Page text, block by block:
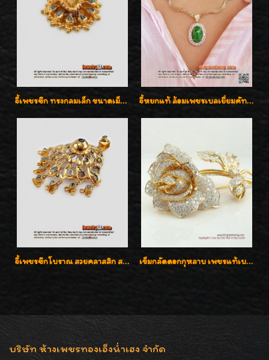
จี้เพชรซีก ทรงกลมเล็ก ขนาดเม็ดกระดุม สวยๆ จี้หยกแท้ ล้อมเพชรเบลเยี่ยมคัท ราคาพิเศษไม่แพงค่ะ
จี้เพชรซีกโบราณ สวยคลาสสิก สภาพสมบูรณ์สุดๆค่ะ เข็มกลัดดอกกุหลาบ เพชรแท้เบลเยี่ยมคัต งานปราณีตค่ะ
บริษัท ห้างเพชรทองเอ็งน่ำเฮง จำกัด